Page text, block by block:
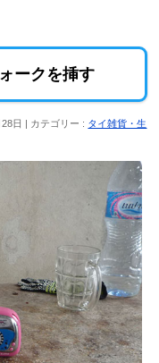
ークを挿す
日 カテゴリー : タイ雑貨・生